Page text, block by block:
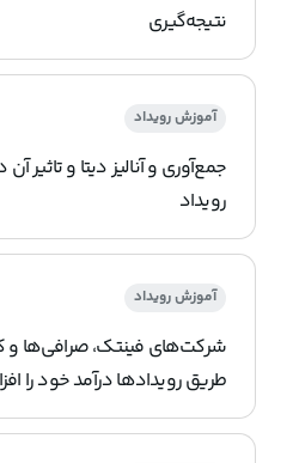
نتیجه‌گیری
آموزش رویداد
جمع‌آوری و آنالیز دیتا و تاثیر
رویداد
آموزش رویداد
شرکت‌های فینتک، صرافی‌ها و
طریق رویدادها درآمد خود را